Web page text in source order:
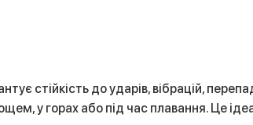
стійкість до ударів, вібрацій,
у горах або під час плавання. Це